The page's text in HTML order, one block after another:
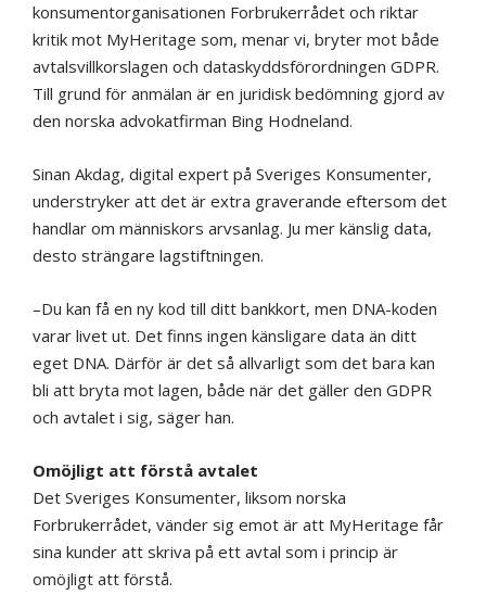
konsumentorganisationen Forbrukerrådet och riktar
kritik mot MyHeritage som, menar vi, bryter mot både
avtalsvillkorslagen och dataskyddsförordningen GDPR.
Till grund för anmälan är en juridisk bedömning gjord av
den norska advokatfirman Bing Hodneland.
Sinan Akdag, digital expert på Sveriges Konsumenter,
understryker att det är extra graverande eftersom det
handlar om människors arvsanlag. Ju mer känslig data,
desto strängare lagstiftningen.
–Du kan få en ny kod till ditt bankkort, men DNA-koden
varar livet ut. Det finns ingen känsligare data än ditt
eget DNA. Därför är det så allvarligt som det bara kan
bli att bryta mot lagen, både när det gäller den GDPR
och avtalet i sig, säger han.
Omöjligt att förstå avtalet
Det Sveriges Konsumenter, liksom norska
Forbrukerrådet, vänder sig emot är att MyHeritage får
sina kunder att skriva på ett avtal som i princip är
omöjligt att förstå.